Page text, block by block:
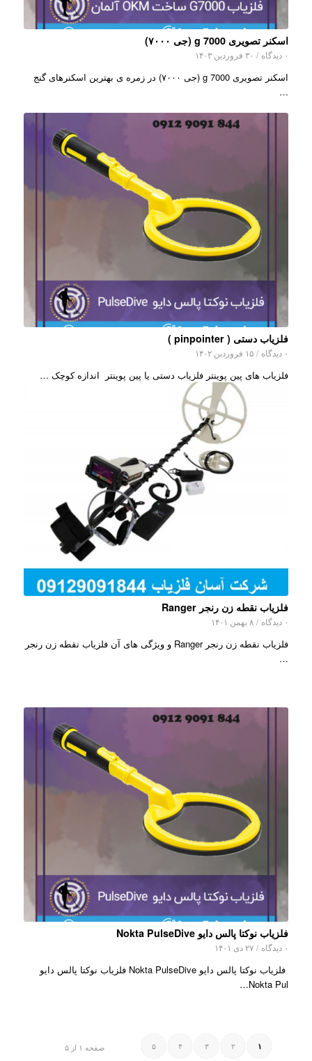
اسکنر تصویری g 7000 (جی ۷۰۰۰)
۰ دیدگاه / ۳۰ فروردین ۱۴۰۳
اسکنر تصویری g 7000 (جی ۷۰۰۰) در زمره ی بهترین اسکنرهای گنج
…
فلزیاب دستی ( pinpointer )
۰ دیدگاه / ۱۵ فروردین ۱۴۰۲
فلزیاب های پین پوینتر فلزیاب دستی یا پین پوینتر اندازه کوچک …
فلزیاب نقطه زن رنجر Ranger
۰ دیدگاه / ۸ بهمن ۱۴۰۱
فلزیاب نقطه زن رنجر Ranger و ویژگی های آن فلزیاب نقطه زن رنجر
…
فلزیاب نوکتا پالس دایو Nokta PulseDive
۰ دیدگاه / ۲۷ دی ۱۴۰۱
فلزیاب نوکتا پالس دایو Nokta PulseDive فلزیاب نوکتا پالس دایو
Nokta Pul…
صفحه ۱ از ۵ ۱ ۲ ۳ ۴ ۵